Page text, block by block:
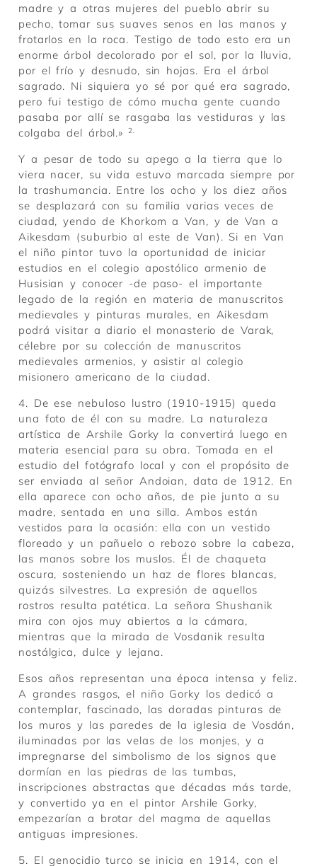
madre y a otras mujeres del pueblo abrir su
pecho, tomar sus suaves senos en las manos y
frotarlos en la roca. Testigo de todo esto era un
enorme árbol decolorado por el sol, por la lluvia,
por el frío y desnudo, sin hojas. Era el árbol
sagrado. Ni siquiera yo sé por qué era sagrado,
pero fui testigo de cómo mucha gente cuando
pasaba por allí se rasgaba las vestiduras y las
colgaba del árbol.» 2.
Y a pesar de todo su apego a la tierra que lo
viera nacer, su vida estuvo marcada siempre por
la trashumancia. Entre los ocho y los diez años
se desplazará con su familia varias veces de
ciudad, yendo de Khorkom a Van, y de Van a
Aikesdam (suburbio al este de Van). Si en Van
el niño pintor tuvo la oportunidad de iniciar
estudios en el colegio apostólico armenio de
Husisian y conocer -de paso- el importante
legado de la región en materia de manuscritos
medievales y pinturas murales, en Aikesdam
podrá visitar a diario el monasterio de Varak,
célebre por su colección de manuscritos
medievales armenios, y asistir al colegio
misionero americano de la ciudad.
4. De ese nebuloso lustro (1910-1915) queda
una foto de él con su madre. La naturaleza
artística de Arshile Gorky la convertirá luego en
materia esencial para su obra. Tomada en el
estudio del fotógrafo local y con el propósito de
ser enviada al señor Andoian, data de 1912. En
ella aparece con ocho años, de pie junto a su
madre, sentada en una silla. Ambos están
vestidos para la ocasión: ella con un vestido
floreado y un pañuelo o rebozo sobre la cabeza,
las manos sobre los muslos. Él de chaqueta
oscura, sosteniendo un haz de flores blancas,
quizás silvestres. La expresión de aquellos
rostros resulta patética. La señora Shushanik
mira con ojos muy abiertos a la cámara,
mientras que la mirada de Vosdanik resulta
nostálgica, dulce y lejana.
Esos años representan una época intensa y feliz.
A grandes rasgos, el niño Gorky los dedicó a
contemplar, fascinado, las doradas pinturas de
los muros y las paredes de la iglesia de Vosdán,
iluminadas por las velas de los monjes, y a
impregnarse del simbolismo de los signos que
dormían en las piedras de las tumbas,
inscripciones abstractas que décadas más tarde,
y convertido ya en el pintor Arshile Gorky,
empezarían a brotar del magma de aquellas
antiguas impresiones.
5. El genocidio turco se inicia en 1914, con el